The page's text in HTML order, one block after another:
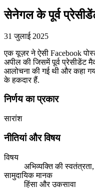
सेनेगल के पूर्व
31 जुलाई 2025
एक यूज़र ने ऐसी Facebook
अपील की जिसमें पूर्व प्रेसीडेंट
आलोचना की गई थी और कहा
के हकदार हैं.
निर्णय का प्रकार
सारांश
नीतियां और विषय
विषय
अभिव्यक्ति की
सामुदायिक मानक
हिंसा और उकसावा